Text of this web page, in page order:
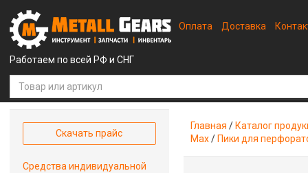
Работаем по всей РФ и СНГ
Оплата Доставка
Главная / Каталог
Max/ Пики для
Скачать прайс
Средства индивидуальной